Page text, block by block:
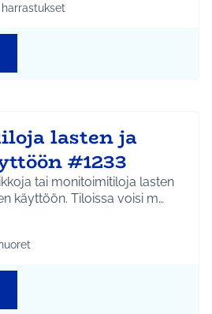
mukaan: Hyrylä
teeman mukaan: Liikunta ja
harrastukset
lasten ja
#1233
tai monitoimitiloja lasten
käyttöön. Tiloissa voisi m…
mukaan: Hyrylä
teeman mukaan: Lapset ja nuoret